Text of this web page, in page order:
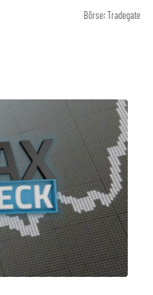
Börse: Tradegate